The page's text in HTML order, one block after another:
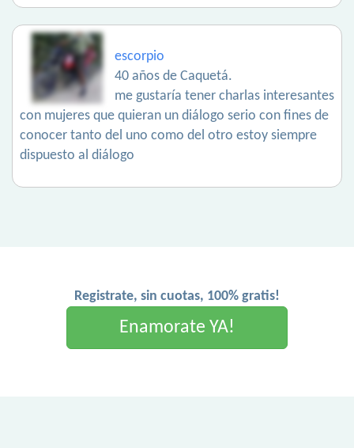
escorpio
40 años de Caquetá.
me gustaría tener charlas interesantes
con mujeres que quieran un diálogo serio con fines de
conocer tanto del uno como del otro estoy siempre
dispuesto al diálogo
Registrate, sin cuotas, 100% gratis!
Enamorate YA!